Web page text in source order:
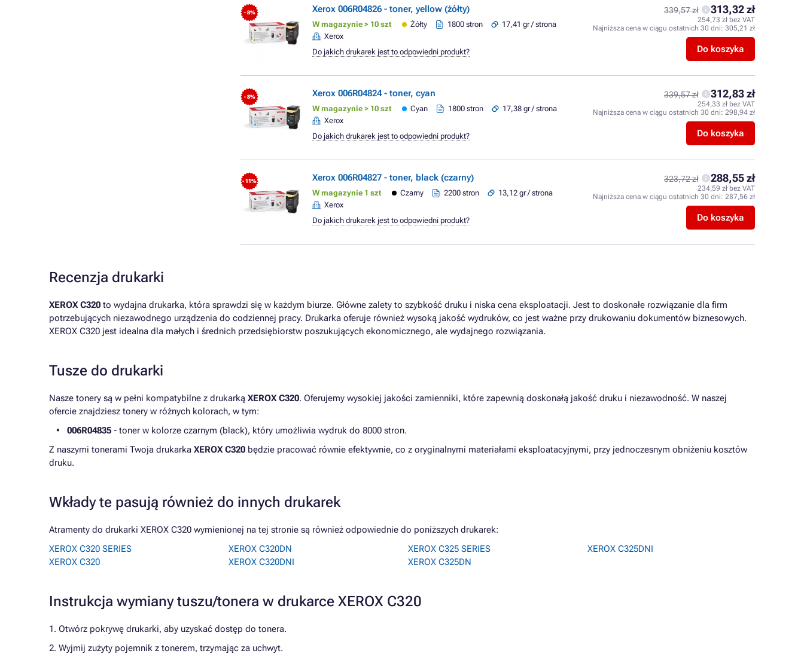
- 8% Xerox 006R04826 - toner, yellow (żółty)
W magazynie > 10 szt Żółty 1800 stron
17,41 gr / strona
Xerox
339,57 zł 313,32 zł
254,73 zł bez VAT
Najniższa cena w ciągu ostatnich 30 dni: 305,21 zł
Do koszyka
Do jakich drukarek jest to odpowiedni produkt?
- 8% Xerox 006R04824 - toner, cyan
W magazynie > 10 szt Cyan 1800 stron
17,38 gr / strona
Xerox
339,57 zł 312,83 zł
254,33 zł bez VAT
Najniższa cena w ciągu ostatnich 30 dni: 298,94 zł
Do koszyka
Do jakich drukarek jest to odpowiedni produkt?
- 11% Xerox 006R04827 - toner, black (czarny)
W magazynie 1 szt Czarny 2200 stron
13,12 gr / strona
Xerox
323,72 zł 288,55 zł
234,59 zł bez VAT
Najniższa cena w ciągu ostatnich 30 dni: 287,56 zł
Do koszyka
Do jakich drukarek jest to odpowiedni produkt?
Recenzja drukarki
XEROX C320 to wydajna drukarka, która sprawdzi się w każdym biurze. Główne zalety to szybkość druku i niska cena eksploatacji. Jest to doskonałe rozwiązanie dla firm
potrzebujących niezawodnego urządzenia do codziennej pracy. Drukarka oferuje również wysoką jakość wydruków, co jest ważne przy drukowaniu dokumentów biznesowych.
XEROX C320 jest idealna dla małych i średnich przedsiębiorstw poszukujących ekonomicznego, ale wydajnego rozwiązania.
Tusze do drukarki
Nasze tonery są w pełni kompatybilne z drukarką XEROX C320. Oferujemy wysokiej jakości zamienniki, które zapewnią doskonałą jakość druku i niezawodność. W naszej
ofercie znajdziesz tonery w różnych kolorach, w tym:
006R04835 - toner w kolorze czarnym (black), który umożliwia wydruk do 8000 stron.
Z naszymi tonerami Twoja drukarka XEROX C320 będzie pracować równie efektywnie, co z oryginalnymi materiałami eksploatacyjnymi, przy jednoczesnym obniżeniu kosztów
druku.
Wkłady te pasują również do innych drukarek
Atramenty do drukarki XEROX C320 wymienionej na tej stronie są również odpowiednie do poniższych drukarek:
XEROX C320 SERIES
XEROX C320
XEROX C320DN
XEROX C320DNI
XEROX C325 SERIES
XEROX C325DN
XEROX C325DNI
Instrukcja wymiany tuszu/tonera w drukarce XEROX C320
1. Otwórz pokrywę drukarki, aby uzyskać dostęp do tonera.
2. Wyjmij zużyty pojemnik z tonerem, trzymając za uchwyt.